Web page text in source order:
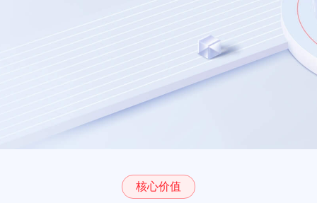
核心价值